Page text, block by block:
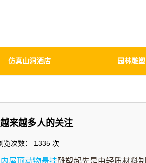
仿真山洞酒店 园林雕塑
来越多人的关注
次数： 1335 次
屋顶动物悬挂雕塑起先是由轻质材料制